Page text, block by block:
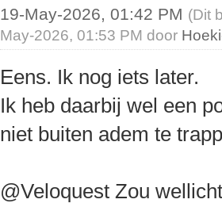
19-May-2026, 01:42 PM (Dit
May-2026, 01:53 PM door
Eens. Ik nog iets later.
Ik heb daarbij wel een
niet buiten adem te
@Veloquest Zou